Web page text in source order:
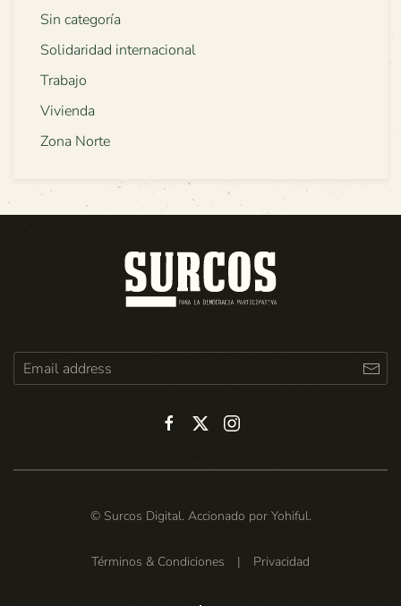
Sin categoría
Solidaridad internacional
Trabajo
Vivienda
Zona Norte
© Surcos Digital. Accionado por Yohiful.
Términos & Condiciones | Privacidad